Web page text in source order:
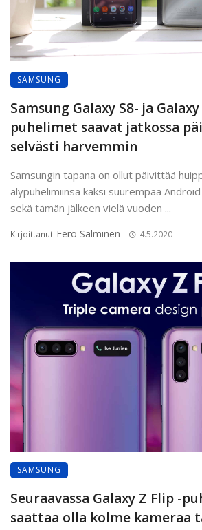
SAMSUNG
Samsung Galaxy S8- ja Galaxy
puhelimet saavat jatkossa
selvästi harvemmin
Samsungin tapana on ollut päivittää
älypuhelimiinsa kaksi suurempaa
sekä tämän jälkeen vielä vuoden ...
Kirjoittanut Eero Salminen 4.5.2020
SAMSUNG
Seuraavassa Galaxy Z Flip -
saattaa olla kolme kameraa